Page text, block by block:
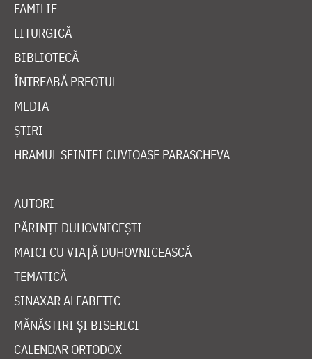
FAMILIE
LITURGICĂ
BIBLIOTECĂ
ÎNTREABĂ PREOTUL
MEDIA
ȘTIRI
HRAMUL SFINTEI CUVIOASE PARASCHEVA
AUTORI
PĂRINȚI DUHOVNICEȘTI
MAICI CU VIAȚĂ DUHOVNICEASCĂ
TEMATICĂ
SINAXAR ALFABETIC
MĂNĂSTIRI ȘI BISERICI
CALENDAR ORTODOX